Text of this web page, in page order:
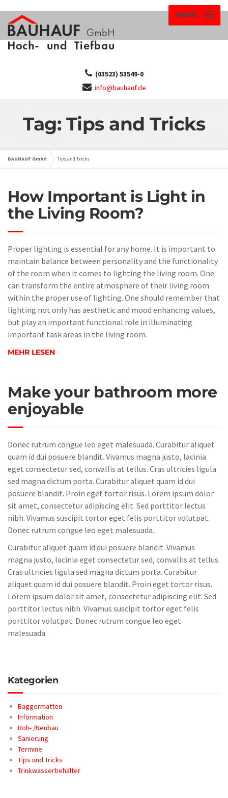
MENÜ
(03523) 53549-0
info@bauhauf.de
Tag: Tips and Tricks
BAUHAUF GmbH Tips and Tricks
How Important is Light in
the Living Room?
Proper lighting is essential for any home. It is important to
maintain balance between personality and the functionality
of the room when it comes to lighting the living room. One
can transform the entire atmosphere of their living room
within the proper use of lighting. One should remember that
lighting not only has aesthetic and mood enhancing values,
but play an important functional role in illuminating
important task areas in the living room.
MEHR LESEN
Make your bathroom more
enjoyable
Donec rutrum congue leo eget malesuada. Curabitur aliquet
quam id dui posuere blandit. Vivamus magna justo, lacinia
eget consectetur sed, convallis at tellus. Cras ultricies ligula
sed magna dictum porta. Curabitur aliquet quam id dui
posuere blandit. Proin eget tortor risus. Lorem ipsum dolor
sit amet, consectetur adipiscing elit. Sed porttitor lectus
nibh. Vivamus suscipit tortor eget felis porttitor volutpat.
Donec rutrum congue leo eget malesuada.
Curabitur aliquet quam id dui posuere blandit. Vivamus
magna justo, lacinia eget consectetur sed, convallis at tellus.
Cras ultricies ligula sed magna dictum porta. Curabitur
aliquet quam id dui posuere blandit. Proin eget tortor risus.
Lorem ipsum dolor sit amet, consectetur adipiscing elit. Sed
porttitor lectus nibh. Vivamus suscipit tortor eget felis
porttitor volutpat. Donec rutrum congue leo eget
malesuada.
Kategorien
Baggermatten
Information
Roh- /Neubau
Sanierung
Termine
Tips und Tricks
Trinkwasserbehälter